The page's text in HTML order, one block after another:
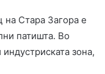
на Стара Загора е
патишта. Во
зона,